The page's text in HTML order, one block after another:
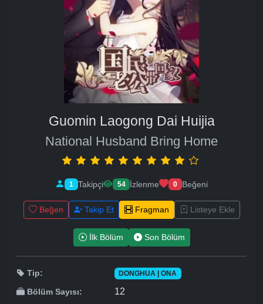
Guomin Laogong Dai Huijia
National Husband Bring Home
1 Takipçi 54 İzlenme 0 Beğeni
Beğen Takip Et Fragman Listeye Ekle
İlk Bölüm Son Bölüm
Tip: DONGHUA | ONA
Bölüm Sayısı: 12